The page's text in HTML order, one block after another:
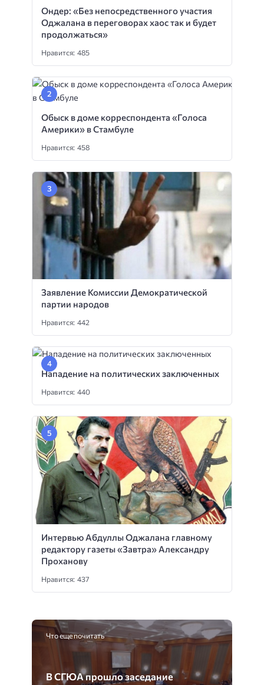
Ондер: «Без непосредственного участия
Оджалана в переговорах хаос так и будет
продолжаться»
Нравится: 485
Обыск в доме корреспондента «Голоса
Америки» в Стамбуле
Нравится: 458
Заявление Комиссии Демократической
партии народов
Нравится: 442
Нападение на политических заключенных
Нравится: 440
Интервью Абдуллы Оджалана главному
редактору газеты «Завтра» Александру
Проханову
Нравится: 437
Что еще почитать
В СГЮА прошло заседание